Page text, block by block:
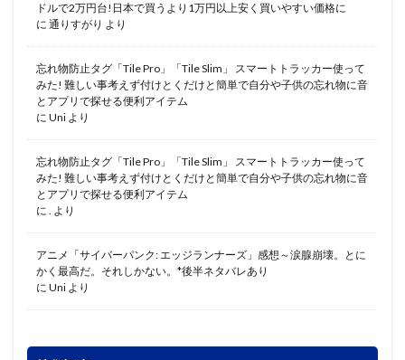
ドルで2万円台!日本で買うより1万円以上安く買いやすい価格に
に 通りすがり より
忘れ物防止タグ「Tile Pro」「Tile Slim」 スマートトラッカー使って
みた! 難しい事考えず付けとくだけと簡単で自分や子供の忘れ物に音
とアプリで探せる便利アイテム
に Uni より
忘れ物防止タグ「Tile Pro」「Tile Slim」 スマートトラッカー使って
みた! 難しい事考えず付けとくだけと簡単で自分や子供の忘れ物に音
とアプリで探せる便利アイテム
に . より
アニメ「サイバーパンク: エッジランナーズ」感想～涙腺崩壊。とに
かく最高だ。それしかない。*後半ネタバレあり
に Uni より